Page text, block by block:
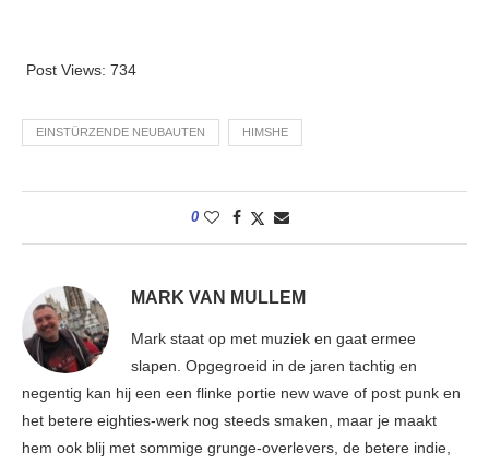
Post Views: 734
EINSTÜRZENDE NEUBAUTEN HIMSHE
0
MARK VAN MULLEM
Mark staat op met muziek en gaat ermee
slapen. Opgegroeid in de jaren tachtig en
negentig kan hij een een flinke portie new wave of post punk en
het betere eighties-werk nog steeds smaken, maar je maakt
hem ook blij met sommige grunge-overlevers, de betere indie,